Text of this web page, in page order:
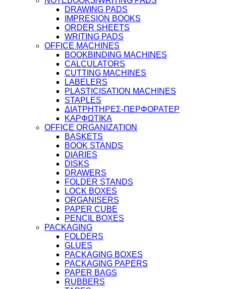
DRAWING PADS
IMPRESION BOOKS
ORDER SHEETS
WRITING PADS
OFFICE MACHINES
BOOKBINDING MACHINES
CALCULATORS
CUTTING MACHINES
LABELERS
PLASTICISATION MACHINES
STAPLES
ΔΙΑΤΡΗΤΗΡΕΣ-ΠΕΡΦΟΡΑΤΕΡ
ΚΑΡΦΩΤΙΚΑ
OFFICE ORGANIZATION
BASKETS
BOOK STANDS
DIARIES
DISKS
DRAWERS
FOLDER STANDS
LOCK BOXES
ORGANISERS
PAPER CUBE
PENCIL BOXES
PACKAGING
FOLDERS
GLUES
PACKAGING BOXES
PACKAGING PAPERS
PAPER BAGS
RUBBERS